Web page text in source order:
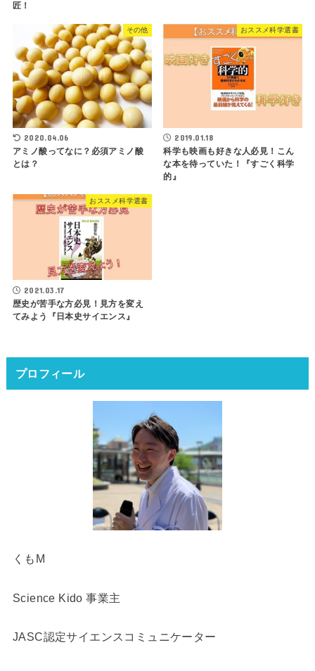
匠！
その他
2020.04.06
アミノ酸ってなに？必須アミノ酸
とは？
おススメ科学選書
2019.01.18
科学も映画も好きな人必見！こん
な本を待っていた！『すごく科学
的』
おススメ科学選書
2021.03.17
歴史が苦手な方必見！見方を変え
てみよう『日本史サイエンス』
プロフィール
くもM
Science Kido 事業主
JASC認定サイエンスコミュニケーター